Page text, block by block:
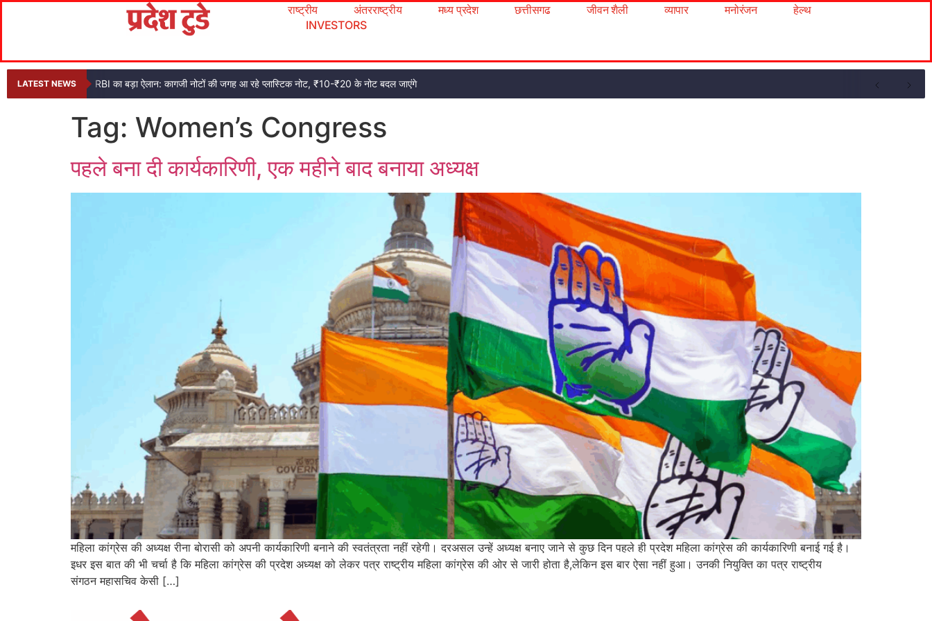
राष्ट्रीय अंतरराष्ट्रीय मध्य प्रदेश छत्तीसगढ जीवन शैली व्यापार मनोरंजन
हेल्थ
INVESTORS
LATEST NEWS RBI का बड़ा ऐलान: कागजी नोटों की जगह आ रहे प्लास्टिक नोट, ₹10-₹20 के नोट बदल जाएंगे
Tag: Women’s Congress
पहले बना दी कार्यकारिणी, एक महीने बाद बनाया अध्यक्ष
महिला कांग्रेस की अध्यक्ष रीना बोरासी को अपनी कार्यकारिणी बनाने की स्वतंत्रता नहीं रहेगी। दरअसल उन्हें अध्यक्ष बनाए जाने से कुछ दिन पहले ही प्रदेश महिला कांग्रेस की कार्यकारिणी बनाई गई है।
इधर इस बात की भी चर्चा है कि महिला कांग्रेस की प्रदेश अध्यक्ष को लेकर पत्र राष्ट्रीय महिला कांग्रेस की ओर से जारी होता है,लेकिन इस बार ऐसा नहीं हुआ। उनकी नियुक्ति का पत्र राष्ट्रीय
संगठन महासचिव केसी […]